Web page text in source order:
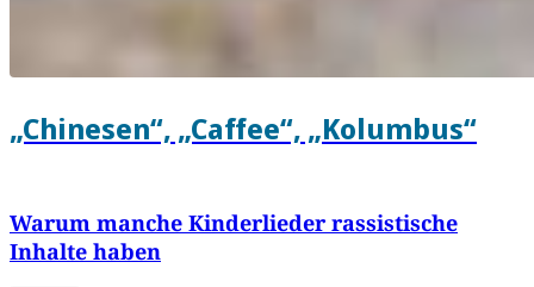
„Chinesen“, „Caffee“, „Kolumbus“
Warum manche Kinderlieder rassistische
Inhalte haben